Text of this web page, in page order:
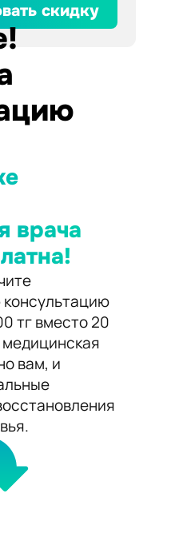
скидку
врача
тг вместо 20
медицинская
вам, и